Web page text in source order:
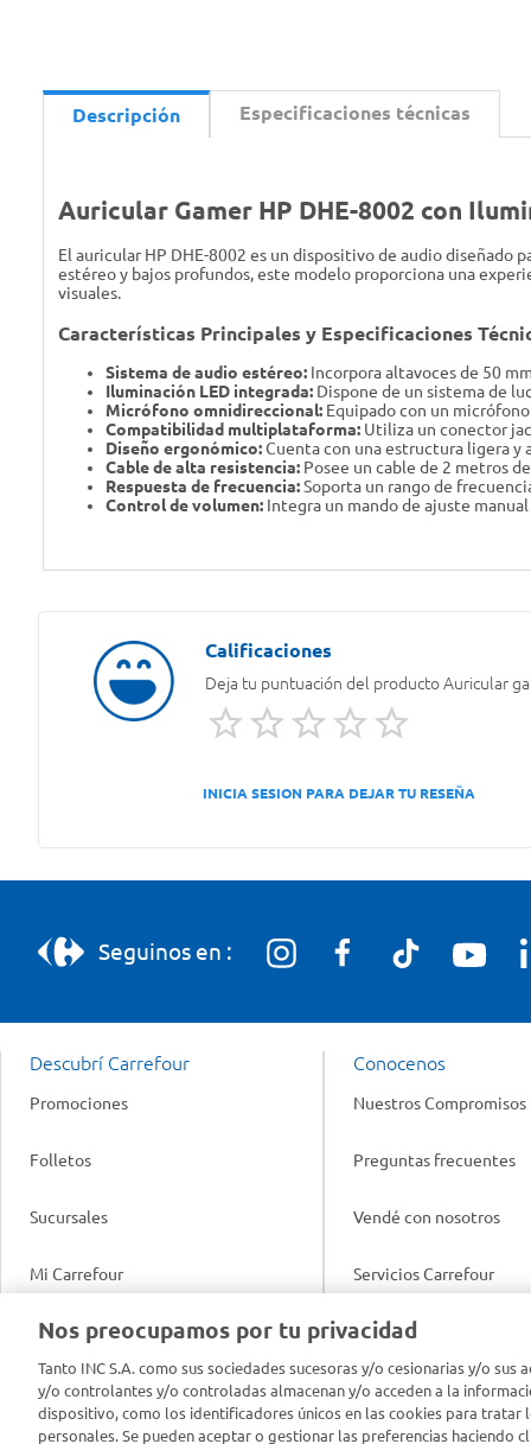
Descripción Especificaciones técnicas
Auricular Gamer HP DHE-8002 con
El auricular HP DHE-8002 es un dispositivo de audio
estéreo y bajos profundos, este modelo proporciona una
visuales.
Características Principales y Especificaciones
Sistema de audio estéreo: Incorpora altavoces de 50
Iluminación LED integrada: Dispone de un sistema de
Micrófono omnidireccional: Equipado con un
Compatibilidad multiplataforma: Utiliza un conector
Diseño ergonómico:Cuenta con una estructura ligera y
Cable de alta resistencia: Posee un cable de 2 metros
Respuesta de frecuencia:Soporta un rango de
Control de volumen: Integra un mando de ajuste
Deja tu puntuación del productoAuricular
INICIA SESION PARA DEJAR TU RESEÑA
Seguinos en :
Descubrí Carrefour
Promociones
Folletos
Sucursales
Mi Carrefour
Productos Carrefour
Tarjeta Mi Carrefour
Conocenos
Nuestros Compromisos
Preguntas frecuentes
Vendé con nosotros
Servicios Carrefour
Tasas de interés
Nos preocupamos por tu privacidad
Tanto INC S.A. como sus sociedades sucesoras y/o cesionarias y/o sus
y/o controlantes y/o controladas almacenan y/o acceden a la
dispositivo, como los identificadores únicos en las cookies para tratar
personales. Se pueden aceptar o gestionar las preferencias haciendo